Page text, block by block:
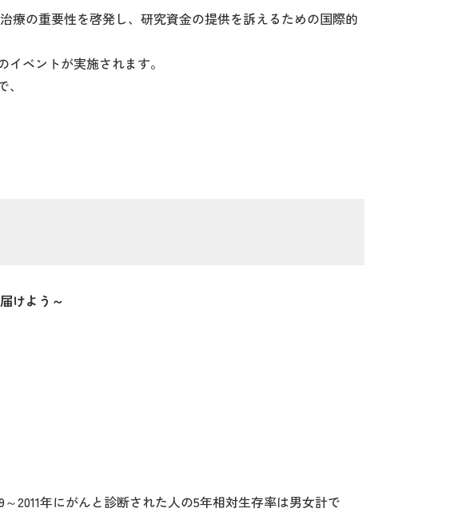
療の重要性を啓発し、研究資金の提供を訴えるための国際的
ベントが実施されます。
けよう～
2011年にがんと診断された人の5年相対生存率は男女計で